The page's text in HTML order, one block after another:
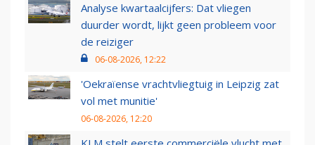
Analyse kwartaalcijfers: Dat vliegen
duurder wordt, lijkt geen probleem voor
de reiziger
06-08-2026, 12:22
'Oekraïense vrachtvliegtuig in Leipzig zat
vol met munitie'
06-08-2026, 12:20